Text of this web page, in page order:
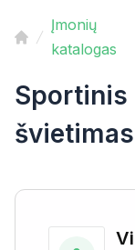
Įmonių
katalogas
Sportinis
švietimas